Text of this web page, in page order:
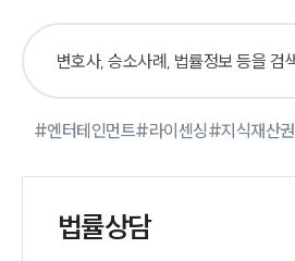
언론보도
법률 블로그
세미나
#엔터테인먼트#라이센싱#지식재산권
법률상담